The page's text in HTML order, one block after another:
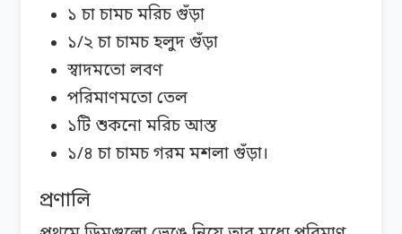
১ চা চামচ মরিচ গুঁড়া
১/২ চা চামচ হলুদ গুঁড়া
স্বাদমতো লবণ
পরিমাণমতো তেল
১টি শুকনো মরিচ আস্ত
১/৪ চা চামচ গরম মশলা গুঁড়া।
প্রণালি